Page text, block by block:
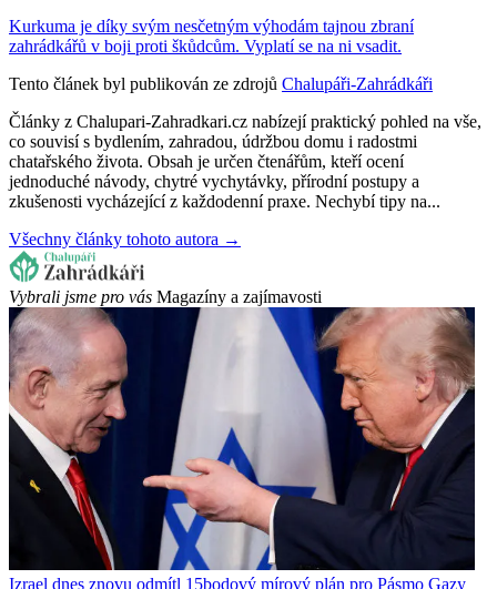
Kurkuma je díky svým nesčetným výhodám tajnou zbraní
zahrádkářů v boji proti škůdcům. Vyplatí se na ni vsadit.
Tento článek byl publikován ze zdrojů Chalupáři-Zahrádkáři
Články z Chalupari-Zahradkari.cz nabízejí praktický pohled na vše,
co souvisí s bydlením, zahradou, údržbou domu i radostmi
chatařského života. Obsah je určen čtenářům, kteří ocení
jednoduché návody, chytré vychytávky, přírodní postupy a
zkušenosti vycházející z každodenní praxe. Nechybí tipy na...
Všechny články tohoto autora →
Vybrali jsme pro vás Magazíny a zajímavosti
Izrael dnes znovu odmítl 15bodový mírový plán pro Pásmo Gazy